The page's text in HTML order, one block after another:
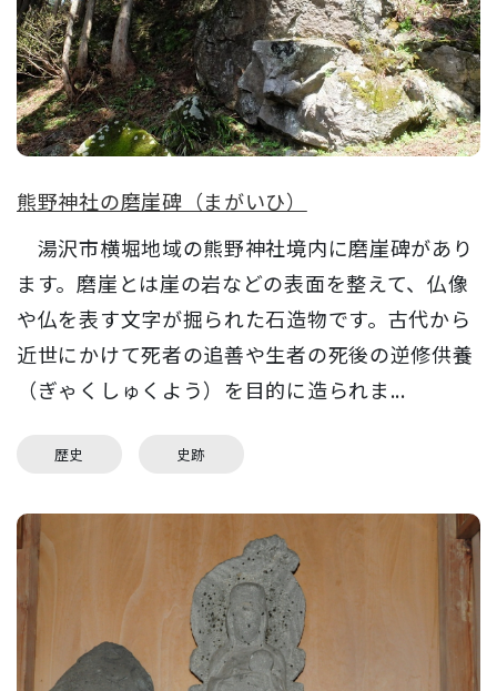
熊野神社の磨崖碑（まがいひ）
湯沢市横堀地域の熊野神社境内に磨崖碑があり
ます。磨崖とは崖の岩などの表面を整えて、仏像
や仏を表す文字が掘られた石造物です。古代から
近世にかけて死者の追善や生者の死後の逆修供養
（ぎゃくしゅくよう）を目的に造られま...
歴史 史跡